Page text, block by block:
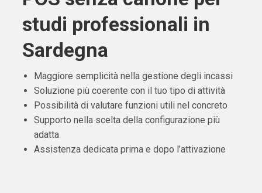
studi professionali in
Sardegna
Maggiore semplicità nella gestione degli incassi
Soluzione più coerente con il tuo tipo di attività
Possibilità di valutare funzioni utili nel concreto
Supporto nella scelta della configurazione più
adatta
Assistenza dedicata prima e dopo l’attivazione